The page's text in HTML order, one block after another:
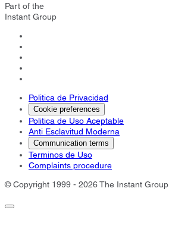
Part of the
Instant Group
Politica de Privacidad
Cookie preferences
Politica de Uso Aceptable
Anti Esclavitud Moderna
Communication terms
Terminos de Uso
Complaints procedure
© Copyright 1999 - 2026 The Instant Group